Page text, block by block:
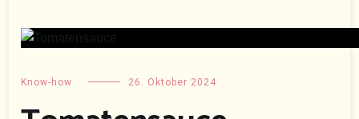
Know-how 26. Oktober 2024